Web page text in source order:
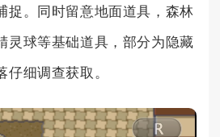
捉。同时留意地面道具，森林
灵球等基础道具，部分为隐藏
仔细调查获取。